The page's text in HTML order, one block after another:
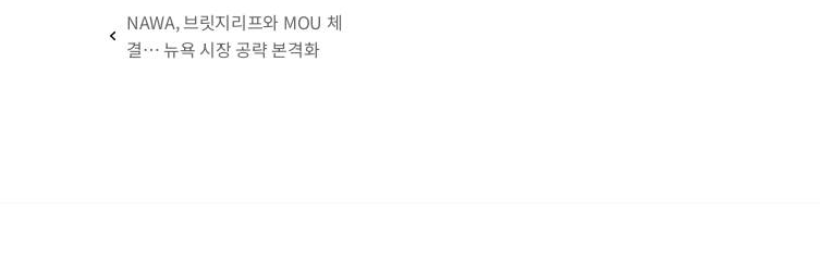
NAWA, 브릿지리프와 MOU 체
결… 뉴욕 시장 공략 본격화